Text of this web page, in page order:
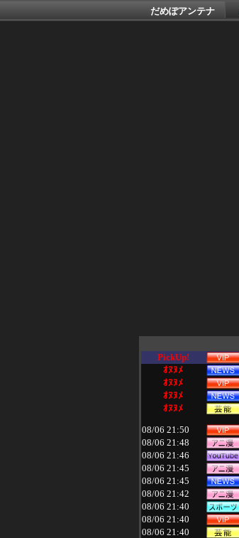
だめぽアンテナ
PickUp!
ｵﾇﾇﾒ
ｵﾇﾇﾒ
ｵﾇﾇﾒ
ｵﾇﾇﾒ
08/06 21:50
08/06 21:48
08/06 21:46
08/06 21:45
08/06 21:45
08/06 21:42
08/06 21:40
08/06 21:40
08/06 21:40